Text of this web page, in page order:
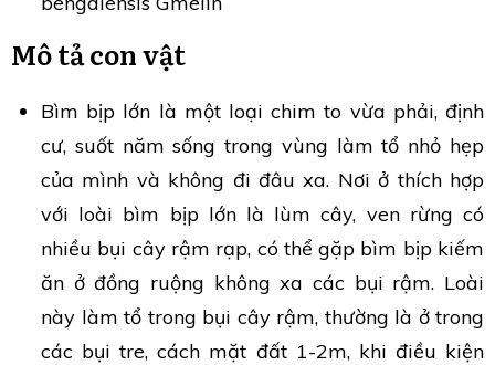
Mô tả con vật
Bìm bịp lớn là một loại chim to vừa phải, định
cư, suốt năm sống trong vùng làm tổ nhỏ hẹp
của mình và không đi đâu xa. Nơi ở thích hợp
với loài bìm bịp lớn là lùm cây, ven rừng có
nhiều bụi cây rậm rạp, có thể gặp bìm bịp kiếm
ăn ở đồng ruộng không xa các bụi rậm. Loài
này làm tổ trong bụi cây rậm, thường là ở trong
các bụi tre, cách mặt đất 1-2m, khi điều kiện